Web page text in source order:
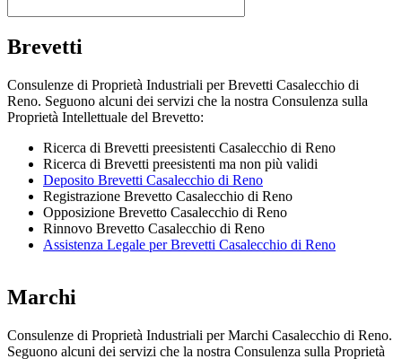
Brevetti
Consulenze di Proprietà Industriali per Brevetti Casalecchio di
Reno. Seguono alcuni dei servizi che la nostra Consulenza sulla
Proprietà Intellettuale del Brevetto:
Ricerca di Brevetti preesistenti Casalecchio di Reno
Ricerca di Brevetti preesistenti ma non più validi
Deposito Brevetti Casalecchio di Reno
Registrazione Brevetto Casalecchio di Reno
Opposizione Brevetto Casalecchio di Reno
Rinnovo Brevetto Casalecchio di Reno
Assistenza Legale per Brevetti Casalecchio di Reno
Marchi
Consulenze di Proprietà Industriali per Marchi Casalecchio di Reno.
Seguono alcuni dei servizi che la nostra Consulenza sulla Proprietà